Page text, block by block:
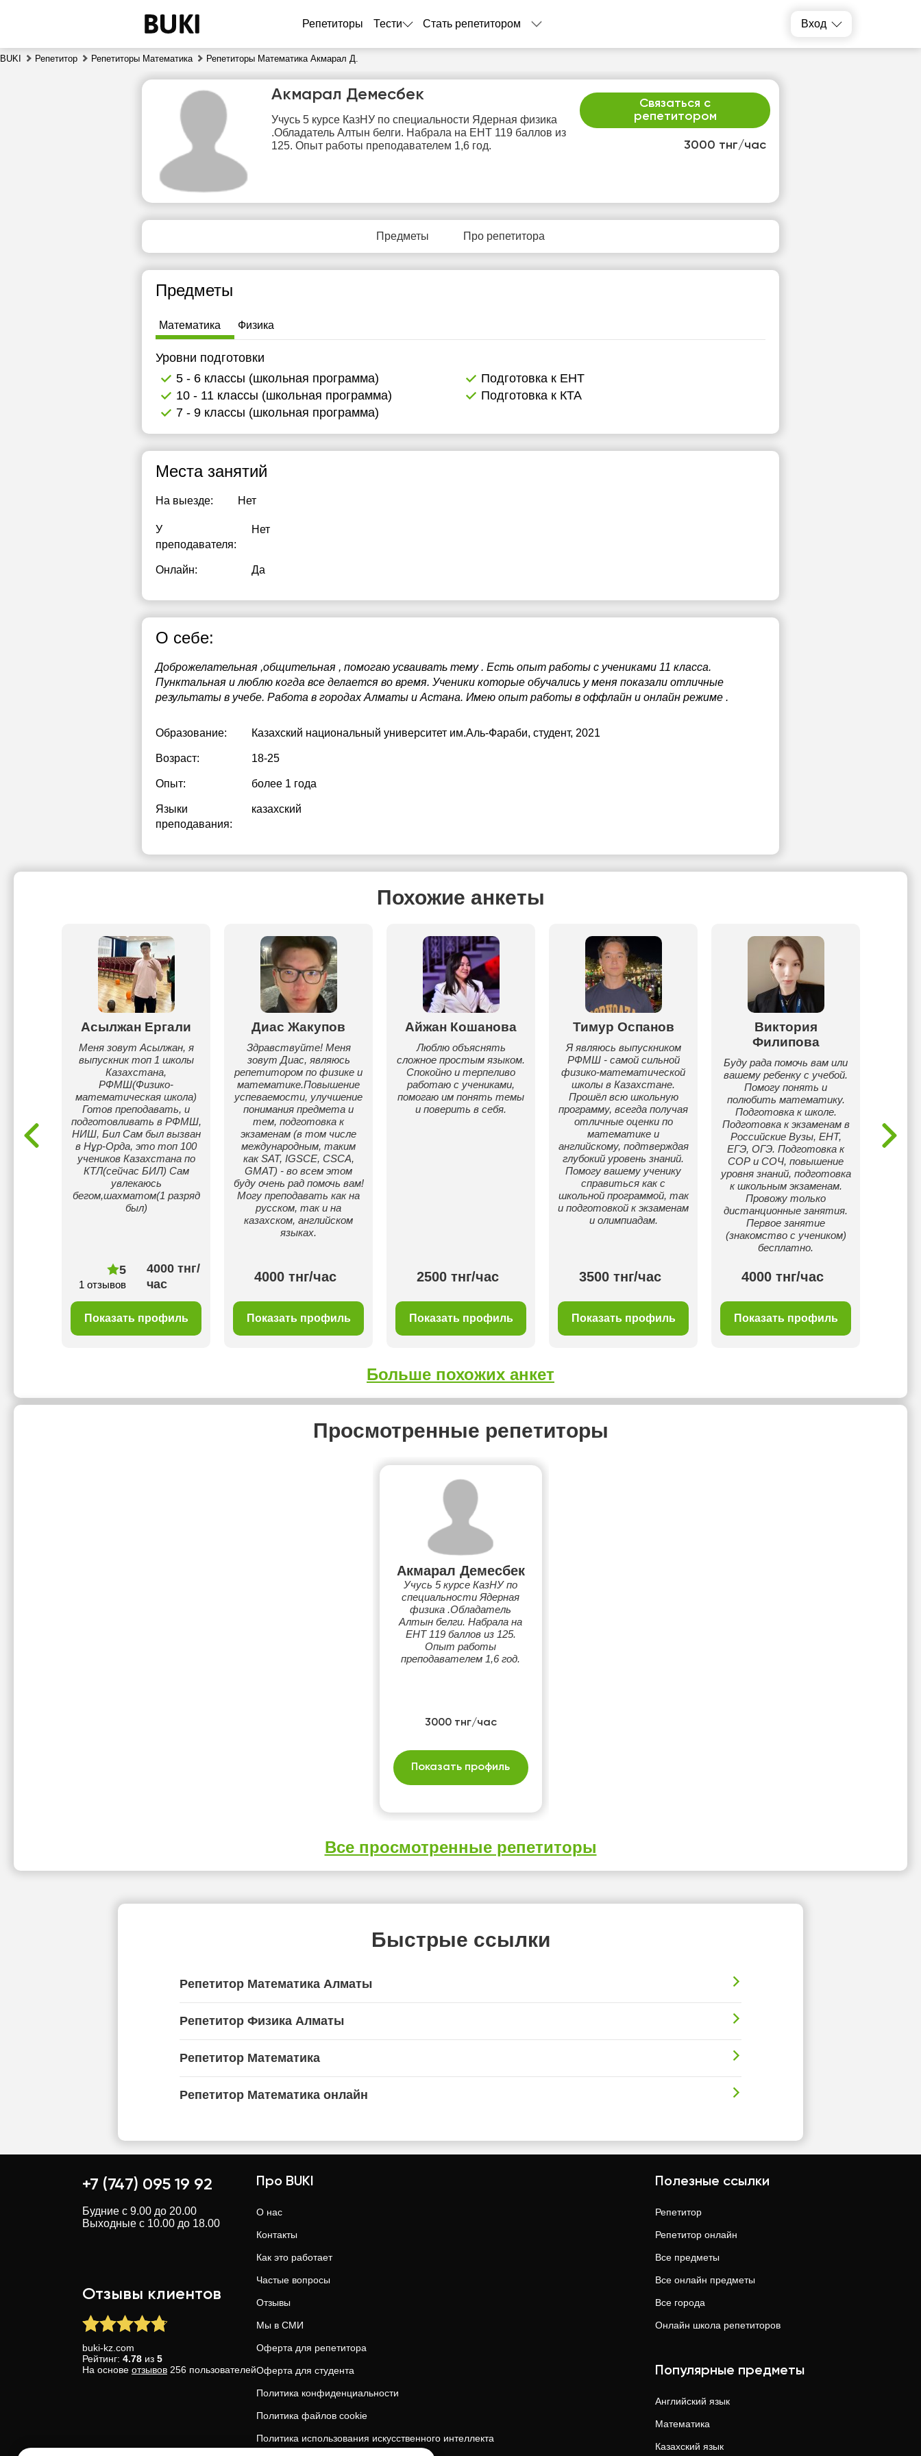
Репетиторы Тести Стать репетитором Вход
BUKI Репетитор Репетиторы Математика Репетиторы Математика Акмарал Д.
3000 тнг/час
Связаться с
репетитором
Акмарал Демесбек
Учусь 5 курсе КазНУ по специальности Ядерная физика
.Обладатель Алтын белги. Набрала на ЕНТ 119 баллов из
125. Опыт работы преподавателем 1,6 год.
Предметы Про репетитора
Предметы
Математика Физика
Уровни подготовки
5 - 6 классы (школьная программа)
Подготовка к ЕНТ
10 - 11 классы (школьная программа)
Подготовка к КТА
7 - 9 классы (школьная программа)
Места занятий
На выезде: Нет
У
преподавателя:
Нет
Онлайн: Да
О себе:
Доброжелательная ,общительная , помогаю усваивать тему . Есть опыт работы с учениками 11 класса.
Пунктальная и люблю когда все делается во время. Ученики которые обучались у меня показали отличные
результаты в учебе. Работа в городах Алматы и Астана. Имею опыт работы в оффлайн и онлайн режиме .
Образование: Казахский национальный университет им.Аль-Фараби, студент, 2021
Возраст: 18-25
Опыт: более 1 года
Языки
преподавания:
казахский
Похожие анкеты
Асылжан Ергали
Меня зовут Асылжан, я
выпускник топ 1 школы
Казахстана,
РФМШ(Физико-
математическая школа)
Готов преподавать, и
подготовливать в РФМШ,
НИШ, Бил Сам был вызван
в Нұр-Орда, это топ 100
учеников Казахстана по
КТЛ(сейчас БИЛ) Сам
увлекаюсь
бегом,шахматом(1 разряд
был)
5
1 отзывов
4000 тнг/
час
Показать профиль
Диас Жакупов
Здравствуйте! Меня
зовут Диас, являюсь
репетитором по физике и
математике.Повышение
успеваемости, улучшение
понимания предмета и
тем, подготовка к
экзаменам (в том числе
международным, таким
как SAT, IGSCE, CSCA,
GMAT) - во всем этом
буду очень рад помочь вам!
Могу преподавать как на
русском, так и на
казахском, английском
языках.
4000 тнг/час
Показать профиль
Айжан Кошанова
Люблю объяснять
сложное простым языком.
Спокойно и терпеливо
работаю с учениками,
помогаю им понять темы
и поверить в себя.
2500 тнг/час
Показать профиль
Тимур Оспанов
Я являюсь выпускником
РФМШ - самой сильной
физико-математической
школы в Казахстане.
Прошёл всю школьную
программу, всегда получая
отличные оценки по
математике и
английскому, подтверждая
глубокий уровень знаний.
Помогу вашему ученику
справиться как с
школьной программой, так
и подготовкой к экзаменам
и олимпиадам.
3500 тнг/час
Показать профиль
Виктория
Филипова
Буду рада помочь вам или
вашему ребенку с учебой.
Помогу понять и
полюбить математику.
Подготовка к школе.
Подготовка к экзаменам в
Российские Вузы, ЕНТ,
ЕГЭ, ОГЭ. Подготовка к
СОР и СОЧ, повышение
уровня знаний, подготовка
к школьным экзаменам.
Провожу только
дистанционные занятия.
Первое занятие
(знакомство с учеником)
бесплатно.
4000 тнг/час
Показать профиль
Больше похожих анкет
Просмотренные репетиторы
Акмарал Демесбек
Учусь 5 курсе КазНУ по
специальности Ядерная
физика .Обладатель
Алтын белги. Набрала на
ЕНТ 119 баллов из 125.
Опыт работы
преподавателем 1,6 год.
3000 тнг/час
Показать профиль
Все просмотренные репетиторы
Быстрые ссылки
Репетитор Математика Алматы
Репетитор Физика Алматы
Репетитор Математика
Репетитор Математика онлайн
сб
8
9
10
11
12
13
14
свободных
свободных
Нет
свободных
Нет
свободных
Нет
свободных
свободных
свободных
+7 (747) 095 19 92
Будние с 9.00 до 20.00
Выходные с 10.00 до 18.00
Отзывы клиентов
buki-kz.com
Рейтинг: 4.78 из 5
На основе отзывов 256 пользователей
Про BUKI
О нас
Контакты
Как это работает
Частые вопросы
Отзывы
Мы в СМИ
Оферта для репетитора
Оферта для студента
Политика конфиденциальности
Политика файлов cookie
Политика использования искусственного интеллекта
Полезные ссылки
Репетитор
Репетитор онлайн
Все предметы
Все онлайн предметы
Все города
Онлайн школа репетиторов
Популярные предметы
Английский язык
Математика
Казахский язык